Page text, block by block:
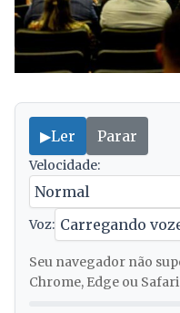
▶Ler Parar
Velocidade:
Voz:
Seu navegador não
Chrome, Edge ou